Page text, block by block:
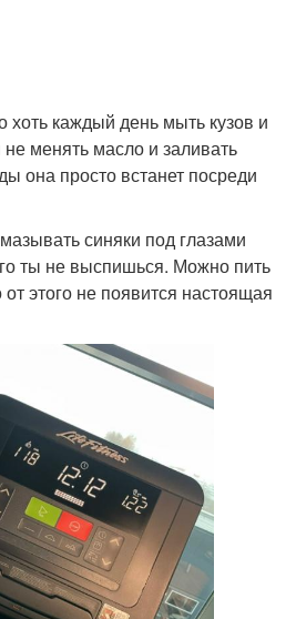
каждый день мыть кузов и
менять масло и заливать
она просто встанет посреди
синяки под глазами
ты не выспишься. Можно пить
этого не появится настоящая